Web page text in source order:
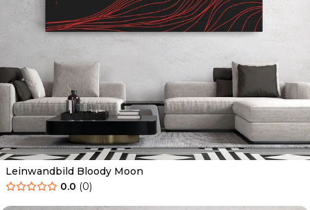
Leinwandbild Bloody Moon
0.0 (0)
Ab 39.90 € 34.90